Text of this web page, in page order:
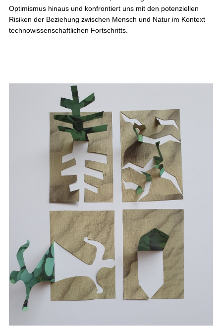
Optimismus hinaus und konfrontiert uns mit den potenziellen
Risiken der Beziehung zwischen Mensch und Natur im Kontext
technowissenschaftlichen Fortschritts.